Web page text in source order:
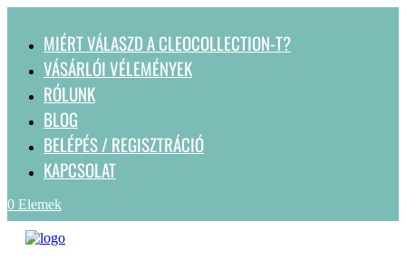
MIÉRT VÁLASZD A CLEOCOLLECTION-T?
VÁSÁRLÓI VÉLEMÉNYEK
RÓLUNK
BLOG
BELÉPÉS / REGISZTRÁCIÓ
KAPCSOLAT
0 Elemek